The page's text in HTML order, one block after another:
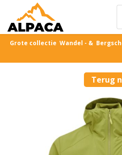
Grote collectie Wandel - &
Terug